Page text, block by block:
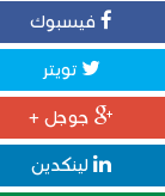
فيسبوك
تويتر
جوجل +
لينكدين